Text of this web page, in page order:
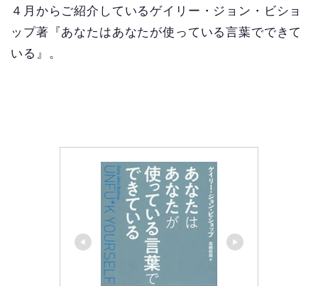
４月からご紹介しているゲイリー・ジョン・ビショ
ップ著『あなたはあなたが使っている言葉でできて
いる』。